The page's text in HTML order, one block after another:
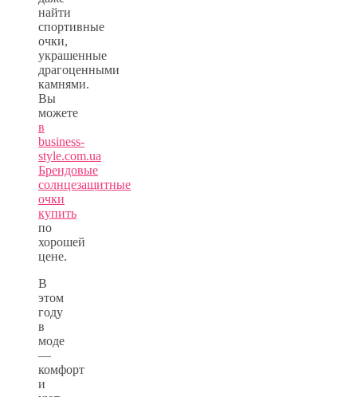
найти
спортивные
очки,
украшенные
драгоценными
камнями.
Вы
можете
в
business-
style.com.ua
Брендовые
солнцезащитные
очки
купить
по
хорошей
цене.
В
этом
году
в
моде
—
комфорт
и